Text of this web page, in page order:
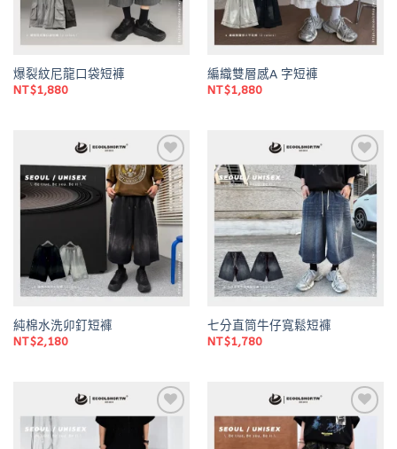
爆裂紋尼龍口袋短褲
NT$1,880
編織雙層感A 字短褲
NT$1,880
Add to
wishlist
純棉水洗卯釘短褲
NT$2,180
Add to
wishlist
七分直筒牛仔寬鬆短褲
NT$1,780
Add to
wishlist
Add to
wishlist